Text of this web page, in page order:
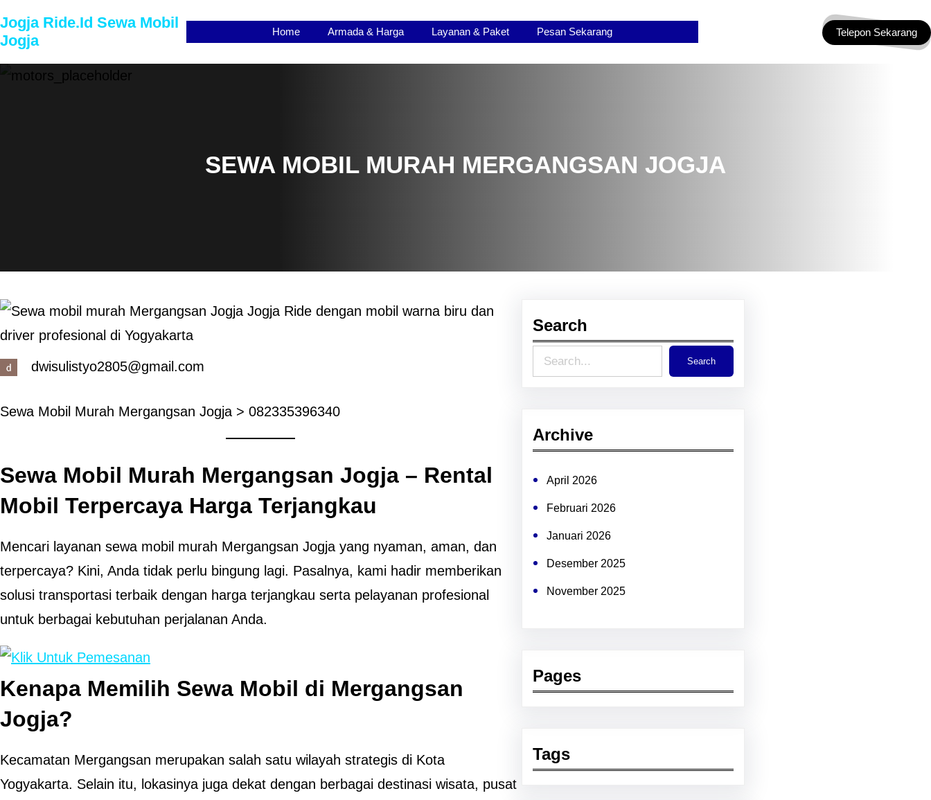
ke
Jogja Ride.id Sewa Mobil
Jogja
Home Armada & Harga Layanan & Paket Pesan Sekarang Telepon Sekarang
SEWA MOBIL MURAH MERGANGSAN JOGJA
dwisulistyo2805@gmail.com
Sewa Mobil Murah Mergangsan Jogja > 082335396340
Sewa Mobil Murah Mergangsan Jogja – Rental
Mobil Terpercaya Harga Terjangkau
Mencari layanan sewa mobil murah Mergangsan Jogja yang nyaman, aman, dan
terpercaya? Kini, Anda tidak perlu bingung lagi. Pasalnya, kami hadir memberikan
solusi transportasi terbaik dengan harga terjangkau serta pelayanan profesional
untuk berbagai kebutuhan perjalanan Anda.
Kenapa Memilih Sewa Mobil di Mergangsan
Jogja?
Kecamatan Mergangsan merupakan salah satu wilayah strategis di Kota
Yogyakarta. Selain itu, lokasinya juga dekat dengan berbagai destinasi wisata, pusat
Search
e
r
c
h
Search
Archive
April 2026
Februari 2026
Januari 2026
Desember 2025
November 2025
Pages
Tags